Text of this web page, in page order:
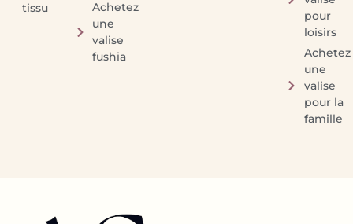
tissu
Achetez
une
valise
fushia
pour
loisirs
Achetez
une
valise
pour la
famille